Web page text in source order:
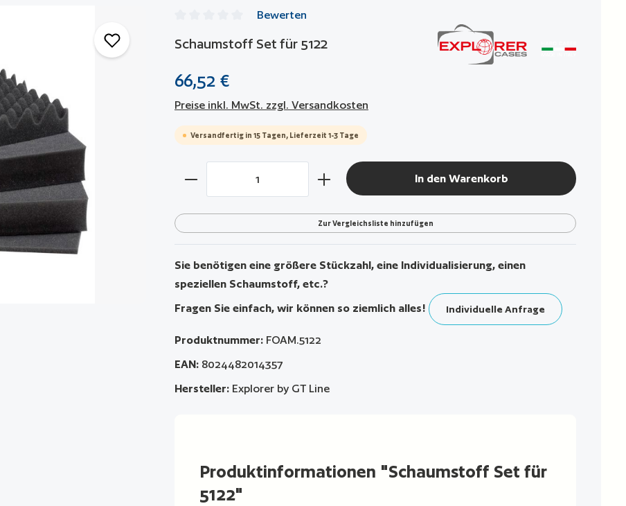
Bewerten
Schaumstoff Set für 5122
66,52 €
Preise inkl. MwSt. zzgl. Versandkosten
Versandfertig in 15 Tagen, Lieferzeit 1-3 Tage
Produkt Anzahl: Gib den gewünschten Wert ein oder benutze die
In den Warenkorb
Zur Vergleichsliste hinzufügen
Sie benötigen eine größere Stückzahl, eine Individualisierung, einen
speziellen Schaumstoff, etc.?
Fragen Sie einfach, wir können so ziemlich alles!
Individuelle Anfrage
Produktnummer: FOAM.5122
EAN: 8024482014357
Hersteller: Explorer by GT Line
Produktinformationen "Schaumstoff Set für
5122"